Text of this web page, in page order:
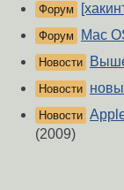
Форум
Форум Mac
Новости
Новости
Новости
(2009)